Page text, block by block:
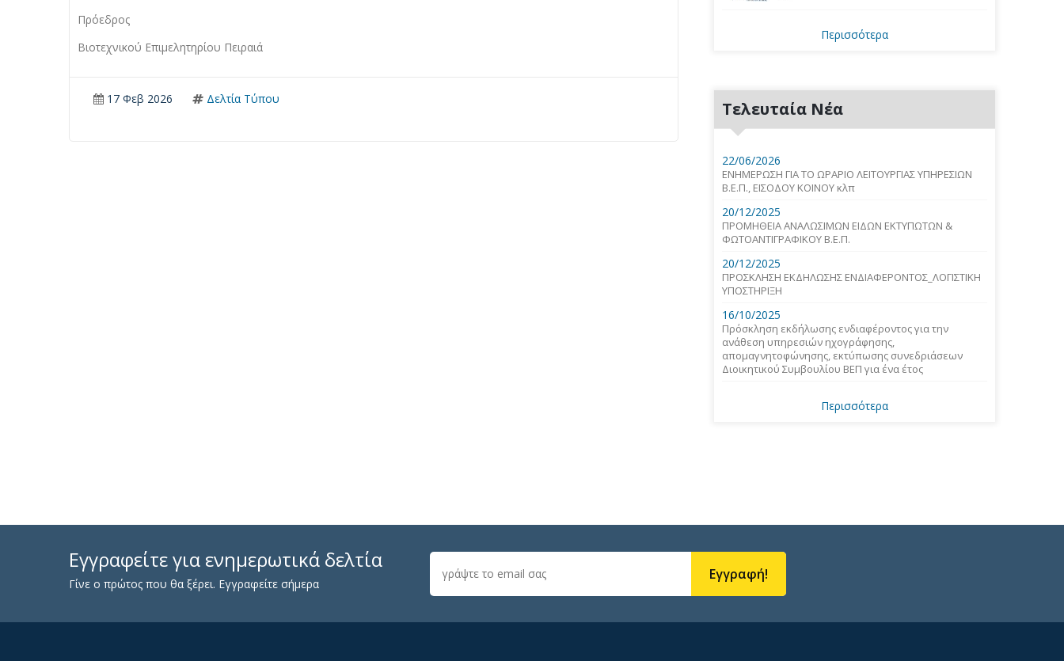
Πρόεδρος
Βιοτεχνικού Επιμελητηρίου Πειραιά
17 Φεβ 2026 Δελτία Τύπου
Περισσότερα
Τελευταία Νέα
22/06/2026
ΕΝΗΜΕΡΩΣΗ ΓΙΑ ΤΟ ΩΡΑΡΙΟ ΛΕΙΤΟΥΡΓΙΑΣ ΥΠΗΡΕΣΙΩΝ
Β.Ε.Π., ΕΙΣΟΔΟΥ ΚΟΙΝΟΥ κλπ
20/12/2025
ΠΡΟΜΗΘΕΙΑ ΑΝΑΛΩΣΙΜΩΝ ΕΙΔΩΝ ΕΚΤΥΠΩΤΩΝ &
ΦΩΤΟΑΝΤΙΓΡΑΦΙΚΟΥ Β.Ε.Π.
20/12/2025
ΠΡΟΣΚΛΗΣΗ ΕΚΔΗΛΩΣΗΣ ΕΝΔΙΑΦΕΡΟΝΤΟΣ_ΛΟΓΙΣΤΙΚΗ
ΥΠΟΣΤΗΡΙΞΗ
16/10/2025
Πρόσκληση εκδήλωσης ενδιαφέροντος για την
ανάθεση υπηρεσιών ηχογράφησης,
απομαγνητοφώνησης, εκτύπωσης συνεδριάσεων
Διοικητικού Συμβουλίου ΒΕΠ για ένα έτος
Περισσότερα
Εγγραφείτε για ενημερωτικά δελτία
Γίνε ο πρώτος που θα ξέρει. Εγγραφείτε σήμερα
Εγγραφή!